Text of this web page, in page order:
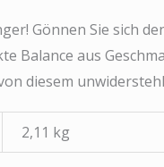
Gönnen Sie sich
Balance aus
diesem
2,11 kg